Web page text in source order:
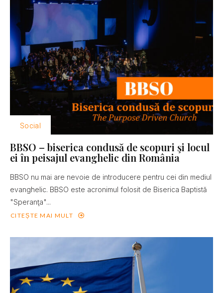
Social
BBSO – biserica condusă de scopuri şi locul
ei în peisajul evanghelic din România
BBSO nu mai are nevoie de introducere pentru cei din mediul
evanghelic. BBSO este acronimul folosit de Biserica Baptistă
"Speranţa"...
CITEȘTE MAI MULT